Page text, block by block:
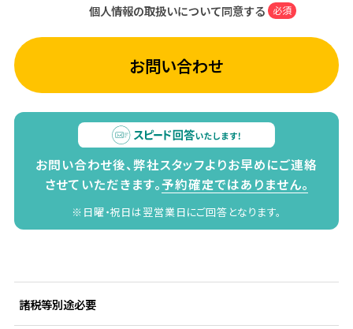
個人情報の取扱いについて同意する 必須
お問い合わせ
お問い合わせ後、弊社スタッフよりお早めにご連絡
させていただきます。予約確定ではありません。
※日曜・祝日は翌営業日にご回答となります。
諸税等別途必要